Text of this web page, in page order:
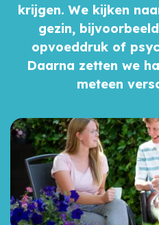
krijgen. We kijken
gezin,
opvoeddruk of
Daarna zetten we
meteen